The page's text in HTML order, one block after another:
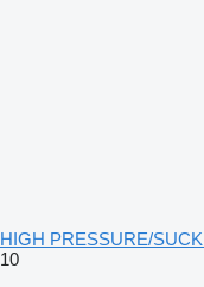
HIGH PRESSURE/
10